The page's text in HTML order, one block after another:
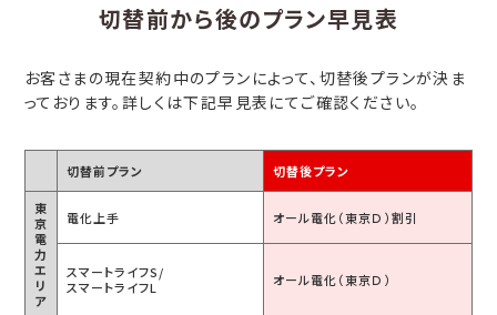
切替前から後のプラン早見表
お客さまの現在契約中のプランによって、切替後プランが決ま
っております。詳しくは下記早見表にてご確認ください。
切替前プラン 切替後プラン
東
京
電
力
エ
リ
ア
電化上手 オール電化（東京Ｄ）割引
スマートライフS/
スマートライフL
オール電化（東京Ｄ）